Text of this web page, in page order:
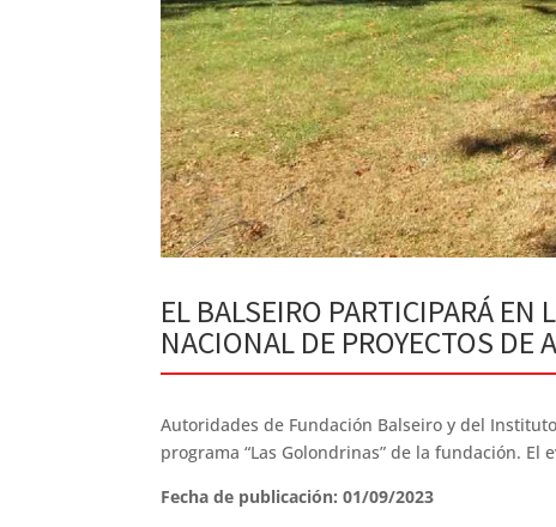
EL BALSEIRO PARTICIPARÁ EN
NACIONAL DE PROYECTOS DE
Autoridades de Fundación Balseiro y del
programa “Las Golondrinas” de la fundación.
Fecha de publicación: 01/09/2023